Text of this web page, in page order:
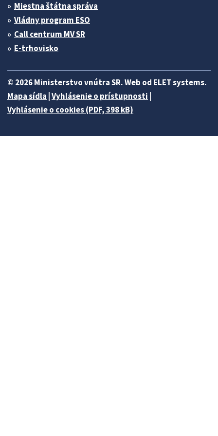
Miestna štátna správa
Vládny program ESO
Call centrum MV SR
E-trhovisko
© 2026 Ministerstvo vnútra SR. Web od ELET systems.
Mapa sídla Vyhlásenie o prístupnosti
Vyhlásenie o cookies (PDF, 398 kB)